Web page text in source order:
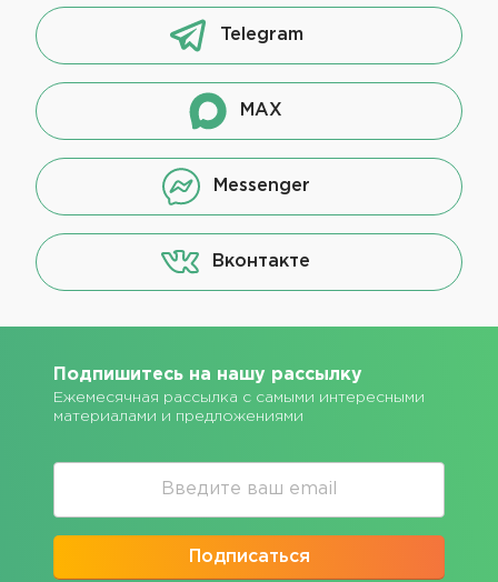
Telegram
MAX
Messenger
Вконтакте
Подпишитесь на нашу рассылку
Ежемесячная рассылка с самыми интересными
материалами и предложениями
Подписаться